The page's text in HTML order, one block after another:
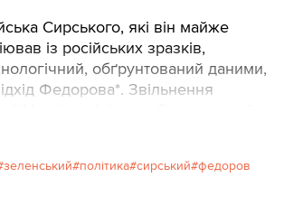
Сирського, які він майже
із російських зразків,
обґрунтований даними,
Федорова*. Звільнення
якості: розуміння технологій,
перемоги, є чудовим
зеленський політика сирський федоров